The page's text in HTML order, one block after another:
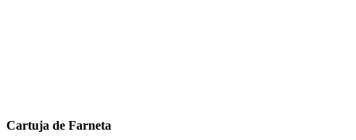
Cartuja de Farneta